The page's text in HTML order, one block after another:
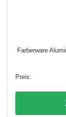
Farberware